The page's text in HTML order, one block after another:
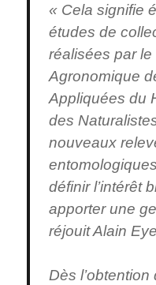
« Cela signifie
études de
réalisées par
Agronomique
Appliquées du
des
nouveaux
définir l’intérêt
apporter une
réjouit Alain
Dès